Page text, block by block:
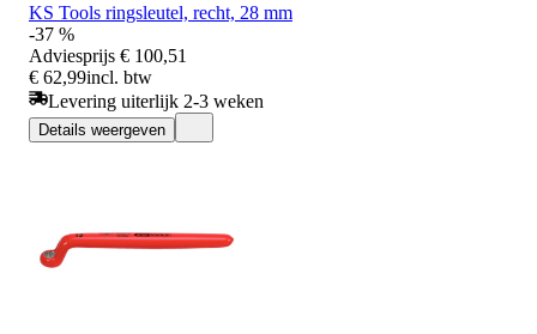
KS Tools ringsleutel, recht, 28 mm
-37 %
Adviesprijs € 100,51
€ 62,99incl. btw
Levering uiterlijk 2-3 weken
Details weergeven